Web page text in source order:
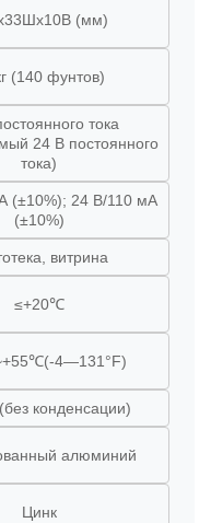
(мм)
(140 фунтов)
тока
24 В постоянного
тока)
(±10%); 24 В/110 мА
(±10%)
витрина
≤+20℃
4—131°F)
конденсации)
алюминий
Цинк